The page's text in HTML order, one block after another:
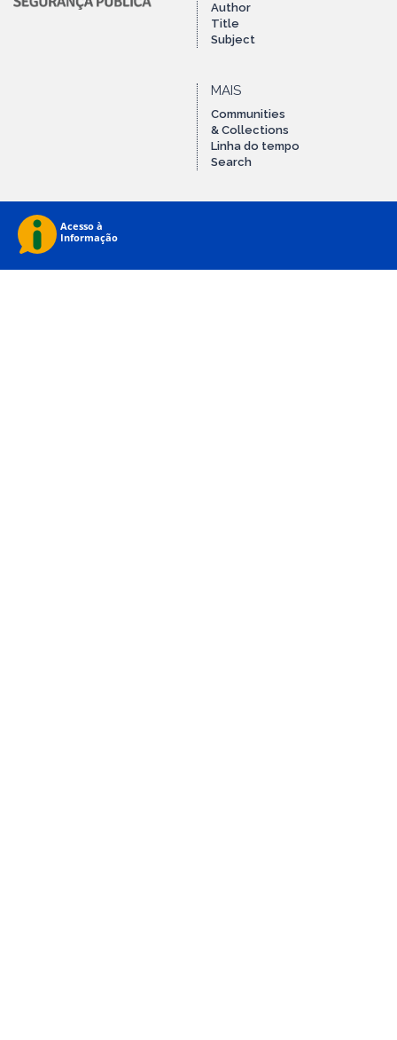
Author
Title
Subject
MAIS
Communities
& Collections
Linha do tempo
Search